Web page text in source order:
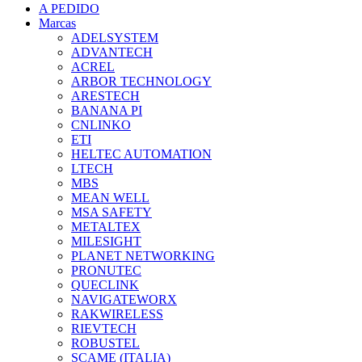
A PEDIDO
Marcas
ADELSYSTEM
ADVANTECH
ACREL
ARBOR TECHNOLOGY
ARESTECH
BANANA PI
CNLINKO
ETI
HELTEC AUTOMATION
LTECH
MBS
MEAN WELL
MSA SAFETY
METALTEX
MILESIGHT
PLANET NETWORKING
PRONUTEC
QUECLINK
NAVIGATEWORX
RAKWIRELESS
RIEVTECH
ROBUSTEL
SCAME (ITALIA)